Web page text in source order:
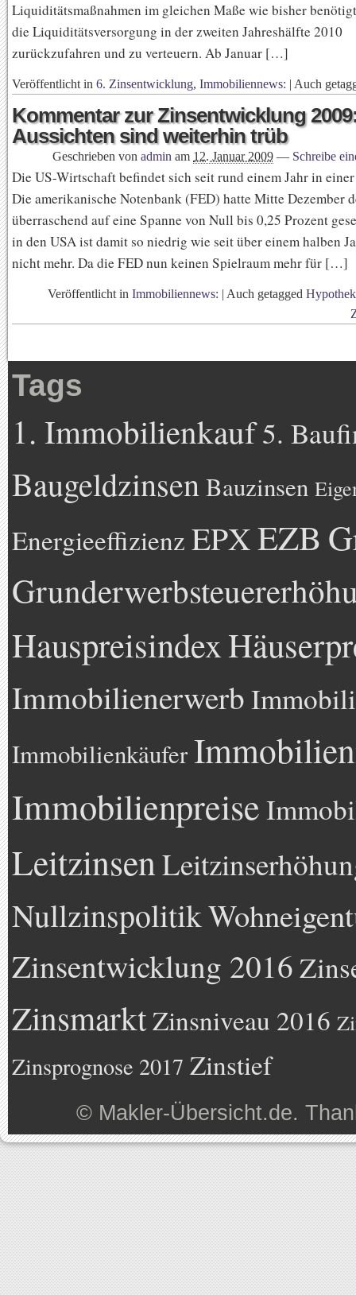
Liquiditätsmaßnahmen im gleichen Maße wie bisher
die Liquiditätsversorgung in der zweiten Jahreshälfte 2010
zurückzufahren und zu verteuern. Ab Januar […]
Veröffentlicht in 6. Zinsentwicklung, Immobiliennews: | Auch
Kommentar zur Zinsentwicklung
Aussichten sind weiterhin trüb
Geschrieben von admin am 12. Januar 2009 — Schreibe
Die US-Wirtschaft befindet sich seit rund einem Jahr in
Die amerikanische Notenbank (FED) hatte Mitte Dezember
überraschend auf eine Spanne von Null bis 0,25 Prozent
in den USA ist damit so niedrig wie seit über einem halben
nicht mehr. Da die FED nun keinen Spielraum mehr für […]
Veröffentlicht in Immobiliennews: | Auch getagged
Tags
1. Immobilienkauf5.
BaugeldzinsenBauzinsen
Energieeffizienz EPXEZB
Hauspreisindex
Immobilienerwerb
Immobilienkäufer
Immobilienpreise
Leitzinsen
Nullzinspolitik
Zinsentwicklung 2016
ZinsmarktZinsniveau 2016
Zinsprognose 2017 Zinstief
© Makler-Übersicht.de.